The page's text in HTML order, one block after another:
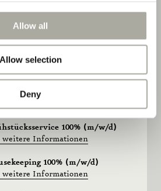
Allow all
Allow selection
Deny
100%
100% (m/w/d)
weitere Informationen
100% (m/w/d)
weitere Informationen